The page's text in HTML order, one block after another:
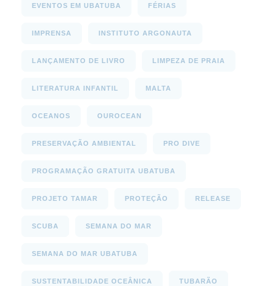
EVENTOS EM UBATUBA FÉRIAS
IMPRENSA INSTITUTO ARGONAUTA
LANÇAMENTO DE LIVRO LIMPEZA DE PRAIA
LITERATURA INFANTIL MALTA
OCEANOS OUROCEAN
PRESERVAÇÃO AMBIENTAL PRO DIVE
PROGRAMAÇÃO GRATUITA UBATUBA
PROJETO TAMAR PROTEÇÃO RELEASE
SCUBA SEMANA DO MAR
SEMANA DO MAR UBATUBA
SUSTENTABILIDADE OCEÂNICA TUBARÃO